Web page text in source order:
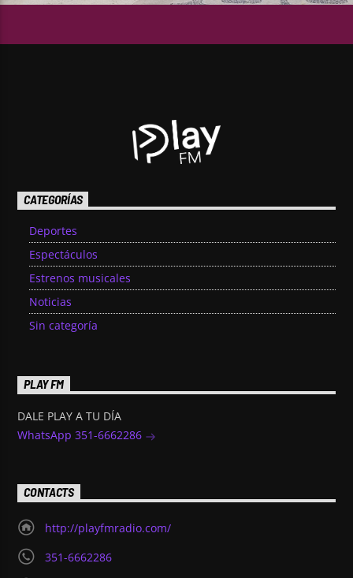
CATEGORÍAS
Deportes
Espectáculos
Estrenos musicales
Noticias
Sin categoría
PLAY FM
DALE PLAY A TU DÍA
WhatsApp 351-6662286
CONTACTS
http://playfmradio.com/
351-6662286